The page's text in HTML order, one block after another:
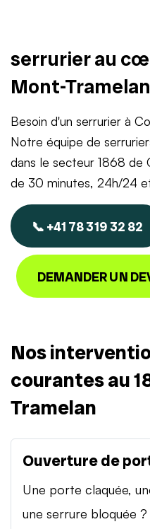
serrurier au
Mont-Tramelan
Besoin d'un serrurier à
Notre équipe de
dans le secteur 1868 de
de 30 minutes, 24h/24
📞 +41 78 319 32 82
DEMANDER UN
Nos
courantes au
Tramelan
Ouverture de
Une porte claquée,
une serrure bloquée